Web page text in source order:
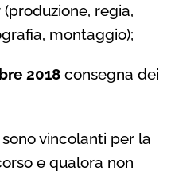
regia,
montaggio);
2018 consegna dei
vincolanti per la
e qualora non